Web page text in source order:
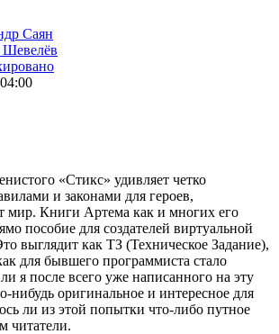
Саян
«Стикс» удивляет четко
и законами для героев,
мир. Книги Артема как и многих его
пособие для создателей виртуальной
выглядит как ТЗ (Техническое Задание),
для бывшего программиста стало
я после всего уже написанного на эту
нибудь оригинальное и интересное для
ли из этой попытки что-либо путное
читатели.